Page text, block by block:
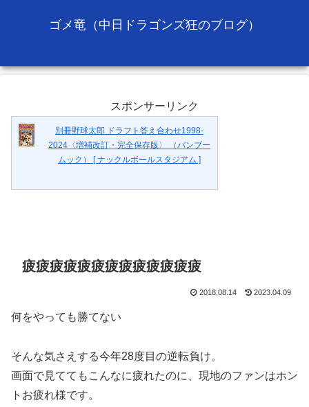
ゴメ竜（中日ドラゴンズ狂のブログ）
スポンサーリンク
別冊野球太郎 ドラフト答え合わせ1998-
2024〈増補改訂・完全保存版〉 （バンブー
ムック） [ ナックルボールスタジアム ]
疲疲疲疲疲疲疲疲疲疲疲疲疲
2018.08.14 2023.04.09
何をやっても勝てない
そんな気さえする今年28度目の逆転負け。
画面で見ててもこんなに疲れたのに、現地のファンはホン
トお疲れ様です。